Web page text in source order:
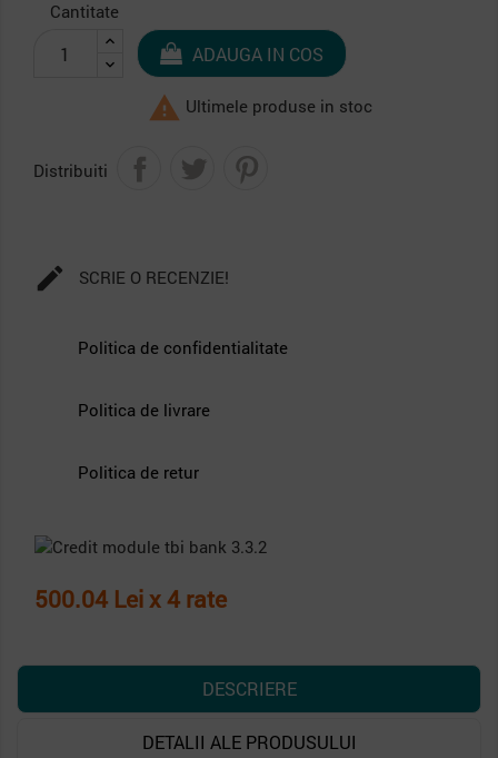
Cantitate
ADAUGA IN COS
 Ultimele produse in stoc
Distribuiti
 SCRIE O RECENZIE!
Politica de confidentialitate
Politica de livrare
Politica de retur
500.04 Lei x 4 rate
DESCRIERE
DETALII ALE PRODUSULUI